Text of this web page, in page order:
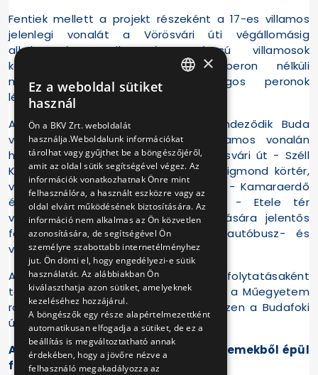
Fentiek mellett a projekt részeként a 17-es villamos
jelenlegi vonalát a Vörösvári úti végállomásig
alkalmassá teszik Tátra típusú villamosok
közlekedésére is, a jelenlegi peron nélküli
megállóhelyekhez pedig biztonságos peronok
létesülnek.
A pályaösszekötések hatására átrendeződik Buda
villamosközlekedése is, a 17-es villamos vonalán
három viszonylat fog közlekedni, Vörösvári út - Széll
Kálmán tér (Moszkva tér) - Móricz Zsigmond körtér,
valamint Vörösvári út - Batthyány tér - Kamaraerdő
és Vörösvári út - Batthyány tér - Etele tér
vonalvezetéssel. Az átszervezés hatására jelentős
forgalomátrendeződés várható az autóbusz- és
villamoshálózat között.
A 2010 végére befejeződő első ütem folytatásaként
tervezik a villamos vonal megépítését a Műegyetem
rakparton, a Szent Gellért tértől egészen a Budafoki
útig (az Infopark érintésével).
A projekt I. üteme tehát az alábbi elemekből épül
fel:
×
Ez a weboldal sütiket
használ
Ön a BKV Zrt. weboldalát
használja.Weboldalunk információkat
tárolhat vagy gyűjthet be a böngészőjéről,
amit az oldal sütik segítségével végez. Az
információk vonatkozhatnak Önre mint
felhasználóra, a használt eszközre vagy az
oldal elvárt működésének biztosítására. Az
információ nem alkalmas az Ön közvetlen
azonosítására, de segítségével Ön
személyre szabottabb internetélményhez
jut. Ön dönti el, hogy engedélyezi-e sütik
használatát. Az alábbiakban Ön
kiválaszthatja azon sütiket, amelyeknek
kezeléséhez hozzájárul.
A böngészők egy része alapértelmezettként
automatikusan elfogadja a sütiket, de ez a
beállítás is megváltoztatható annak
érdekében, hogy a jövőre nézve a
felhasználó megakadályozza az